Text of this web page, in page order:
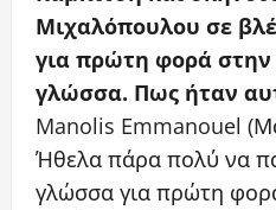
Μιχαλόπουλου σε
για πρώτη φορά στην
γλώσσα. Πως ήταν
Manolis Emmanouel
Ήθελα πάρα πολύ να
γλώσσα για πρώτη